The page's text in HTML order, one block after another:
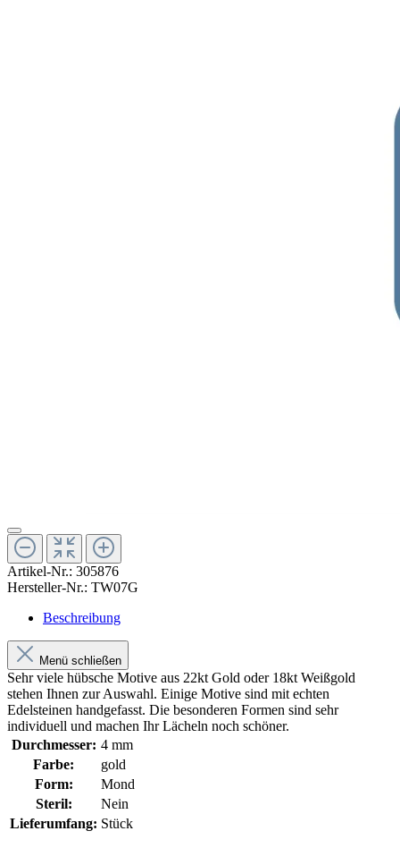
Artikel-Nr.: 305876
Hersteller-Nr.: TW07G
Beschreibung
Menü schließen
Sehr viele hübsche Motive aus 22kt Gold oder 18kt Weißgold
stehen Ihnen zur Auswahl. Einige Motive sind mit echten
Edelsteinen handgefasst. Die besonderen Formen sind sehr
individuell und machen Ihr Lächeln noch schöner.
Durchmesser: 4 mm
Farbe:
gold
Form:
Mond
Steril:
Nein
Lieferumfang: Stück